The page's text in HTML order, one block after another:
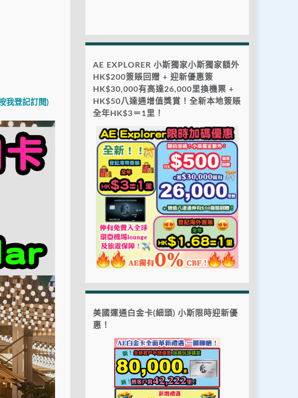
我登記訂閱)
AE EXPLORER 小斯獨家小斯獨家額外
HK$200簽賬回贈 + 迎新優惠簽
HK$30,000有高達26,000里換機票 +
HK$50八達通增值獎賞！全新本地簽賬
全年HK$3＝1里！
美國運通白金卡(細頭) 小斯限時迎新優
惠！